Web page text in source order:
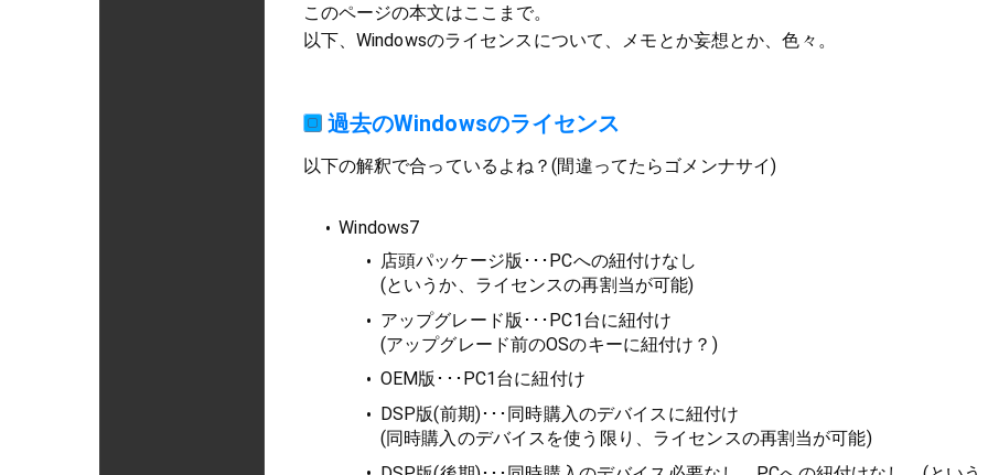
このページの本文はここまで。
以下、Windowsのライセンスについて、メモとか妄想とか、色々。
過去のWindowsのライセンス
以下の解釈で合っているよね？(間違ってたらゴメンナサイ)
Windows7
店頭パッケージ版･･･PCへの紐付けなし
(というか、ライセンスの再割当が可能)
アップグレード版･･･PC1台に紐付け
(アップグレード前のOSのキーに紐付け？)
OEM版･･･PC1台に紐付け
DSP版(前期)･･･同時購入のデバイスに紐付け
(同時購入のデバイスを使う限り、ライセンスの再割当が可能)